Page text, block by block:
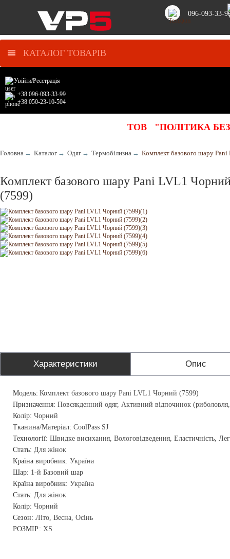
096-093-33-
КАТАЛОГ ТОВАРІВ
Увійти/Реєстрація
+38 096-093-33-99
+38 050-23-10-504
ТОВ "ПОЛІТИКА
Головна → Каталог → Одяг → Термобілизна → Комплект базового шару
Комплект базового шару Pani LVL1
(7599)
Характеристики Опис
Модель: Комплект базового шару Pani LVL1 Чорний (7599)
Призначення: Повсякденний одяг, Активний відпочинок
Колір: Чорний
Тканина/Матеріал: CoolPass SJ
Технології: Швидке висихання, Вологовідведення, Еластичність,
Стать: Для жінок
Країна виробник: Україна
Шар: 1-й Базовий шар
Країна виробник: Україна
Стать: Для жінок
Колір: Чорний
Сезон: Літо, Весна, Осінь
РОЗМІР: XS